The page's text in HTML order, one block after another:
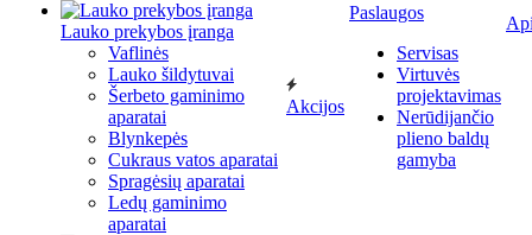
Lauko prekybos įranga
Vaflinės
Lauko šildytuvai
Šerbeto gaminimo
aparatai
Blynkepės
Cukraus vatos aparatai
Spragėsių aparatai
Ledų gaminimo
aparatai
Akcijos
Paslaugos
Servisas
Virtuvės
projektavimas
Nerūdijančio
plieno baldų
gamyba